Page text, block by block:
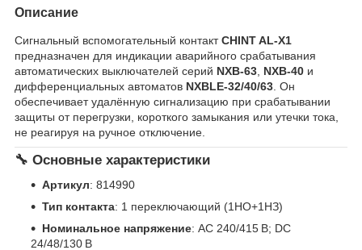
Описание
Сигнальный вспомогательный контактCHINT AL-X1
предназначен для индикации аварийного срабатывания
автоматических выключателей серий NXB-63 NXB-40 и
дифференциальных автоматов NXBLE-32/40/63 . Он
обеспечивает удалённую сигнализацию при срабатывании
защиты от перегрузки, короткого замыкания или утечки тока,
не реагируя на ручное отключение.
🔧 Основные характеристики
Артикул: 814990
Тип контакта: 1 переключающий (1НО+1НЗ)
Номинальное напряжение: AC 240/415 В; DC
24/48/130 В